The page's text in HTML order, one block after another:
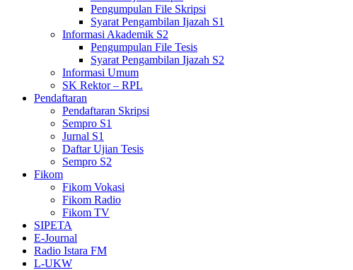
Pengumpulan File Skripsi
Syarat Pengambilan Ijazah S1
Informasi Akademik S2
Pengumpulan File Tesis
Syarat Pengambilan Ijazah S2
Informasi Umum
SK Rektor – RPL
Pendaftaran
Pendaftaran Skripsi
Sempro S1
Jurnal S1
Daftar Ujian Tesis
Sempro S2
Fikom
Fikom Vokasi
Fikom Radio
Fikom TV
SIPETA
E-Journal
Radio Istara FM
L-UKW